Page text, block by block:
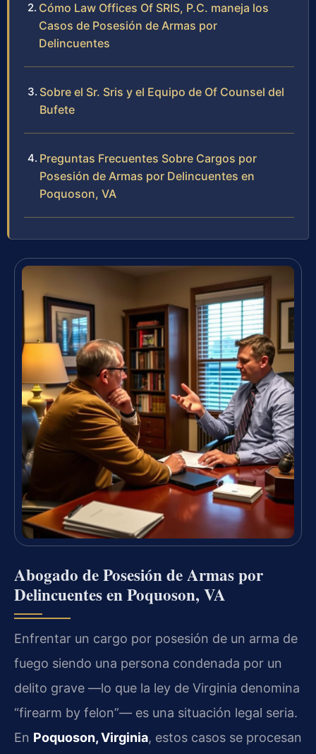
Cómo Law Offices Of SRIS, P.C. maneja los
Casos de Posesión de Armas por
Delincuentes
Sobre el Sr. Sris y el Equipo de Of Counsel del
Bufete
Preguntas Frecuentes Sobre Cargos por
Posesión de Armas por Delincuentes en
Poquoson, VA
Abogado de Posesión de Armas por
Delincuentes en Poquoson, VA
Enfrentar un cargo por posesión de un arma de
fuego siendo una persona condenada por un
delito grave —lo que la ley de Virginia denomina
“firearm by felon”— es una situación legal seria.
En Poquoson, Virginia, estos casos se procesan